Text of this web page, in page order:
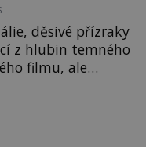
děsivé přízraky
z hlubin temného
filmu, ale
lesů, které
na světě. Lidé